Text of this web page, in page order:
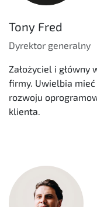
Tony Fred
Dyrektor generalny
Założyciel i główny
firmy. Uwielbia mieć
rozwoju
klienta.